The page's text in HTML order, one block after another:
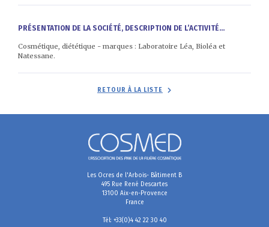
PRÉSENTATION DE LA SOCIÉTÉ, DESCRIPTION DE L’ACTIVITÉ...
Cosmétique, diététique - marques : Laboratoire Léa, Bioléa et
Natessane.
RETOUR À LA LISTE
Les Ocres de l'Arbois- Bâtiment B
495 Rue René Descartes
13100 Aix-en-Provence
France
Tél: +33(0)4 42 22 30 40